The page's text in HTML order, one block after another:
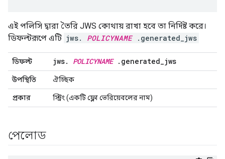
এই পলিসি দ্বারা তৈরি JWS কোথায় রাখা হবে তা নির্দিষ্ট করে।
ডিফল্টরূপে এটি jws. POLICYNAME.generated_jws
ডিফল্ট jws. POLICYNAME . generated_jws
উপস্থিতি ঐচ্ছিক
প্রকার স্ট্রিং (একটি ফ্লো ভেরিয়েবলের নাম)
পেলোড